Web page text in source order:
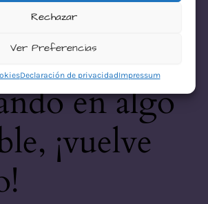
Rechazar
Ver Preferencias
Declaración de privacidadImpressum
este
Estamos
en algo
¡vuelve